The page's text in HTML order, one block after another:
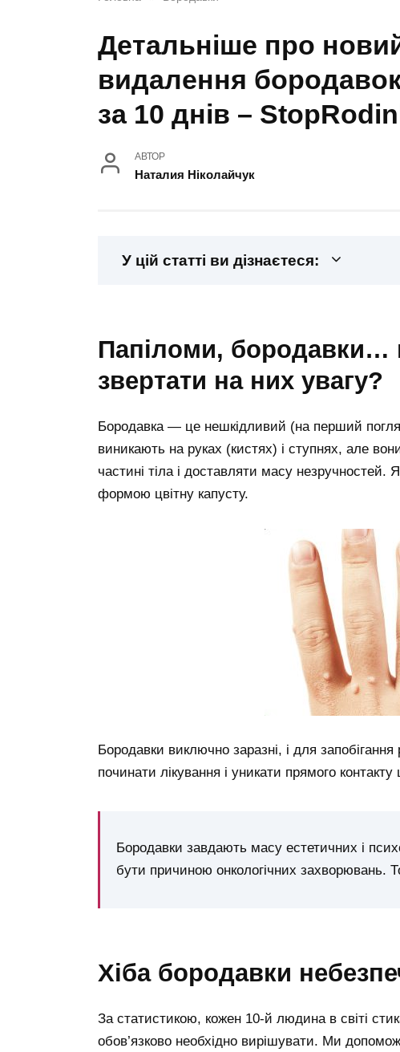
Детальніше про
видалення
за 10 днів –
АВТОР
Наталия Ніколайчук
У цій статті ви дізнаєтеся:
папіломи, бородавки… навіщо мені взагалі
звертати на них увагу?
Бородавка — це нешкідливий (на перший
виникають на руках (кистях) і ступнях, але
частині тіла і доставляти масу
формою цвітну капусту.
Бородавки виключно заразні, і для
починати лікування і уникати прямого
Бородавки завдають масу естетичних і
бути причиною онкологічних захворювань.
хіба бородавки
За статистикою, кожен 10-й людина в світі
обов’язково необхідно вирішувати. Ми